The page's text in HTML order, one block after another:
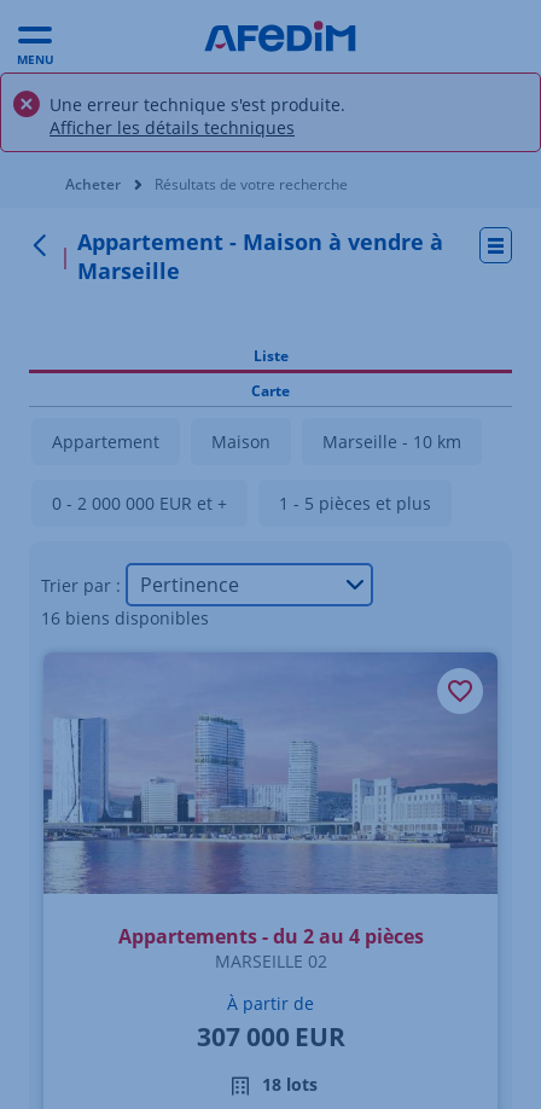
MENU
Une erreur technique s'est produite.
Afficher les détails techniques
Vous êtes ici:
Acheter Résultats de votre recherche
Retour
Appartement - Maison à vendre à
Marseille
Liste
Carte
Appartement Maison Marseille - 10 km
0 - 2 000 000 EUR et + 1 - 5 pièces et plus
Trier par :
16 biens disponibles
Appartements - du 2 au 4 pièces
MARSEILLE 02
À partir de
307 000 EUR
18 lots